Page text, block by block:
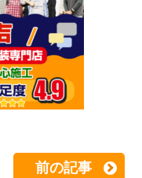
前の記事